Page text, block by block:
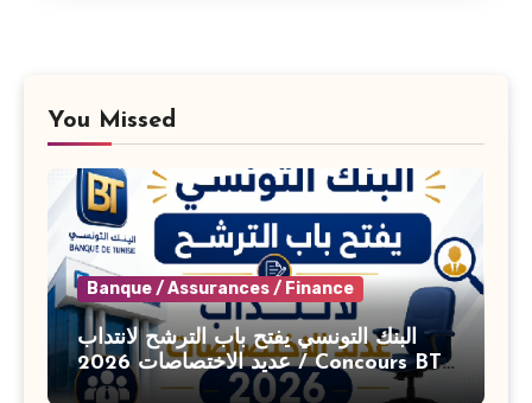
You Missed
Banque / Assurances / Finance
البنك التونسي يفتح باب الترشح لانتداب
عديد الاختصاصات 2026 / Concours BT
Banque de Tunisie 2026